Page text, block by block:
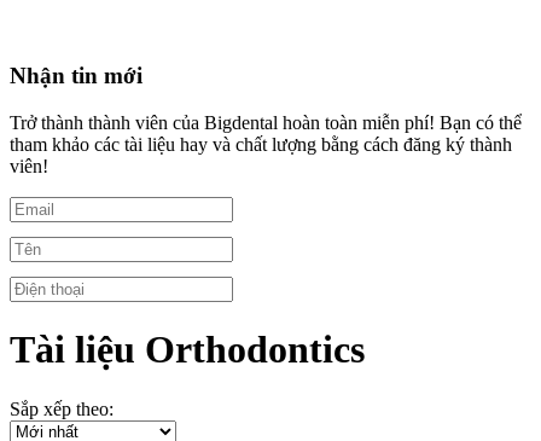
Nhận tin mới
Trở thành thành viên của Bigdental hoàn toàn miễn phí! Bạn có thể
tham khảo các tài liệu hay và chất lượng bằng cách đăng ký thành
viên!
Tài liệu Orthodontics
Sắp xếp theo: